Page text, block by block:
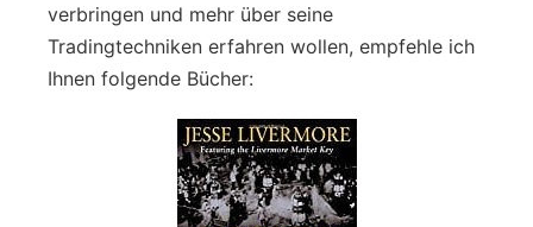
verbringen und mehr über seine
Tradingtechniken erfahren wollen, empfehle ich
Ihnen folgende Bücher: